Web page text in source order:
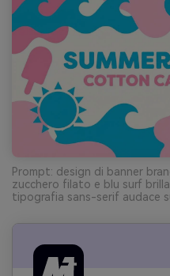
Prompt: design di banner
zucchero filato e blu surf
tipografia sans-serif audace